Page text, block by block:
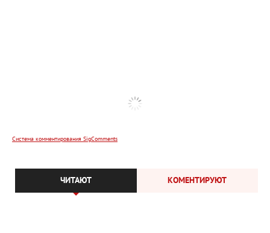
Система комментирования SigComments
ЧИТАЮТ КОМЕНТИРУЮТ